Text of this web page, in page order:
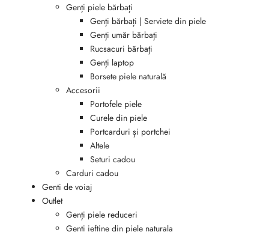
Genți piele bărbați
Genți bărbați | Serviete din piele
Genți umăr bărbați
Rucsacuri bărbați
Genți laptop
Borsete piele naturală
Accesorii
Portofele piele
Curele din piele
Portcarduri și portchei
Altele
Seturi cadou
Carduri cadou
Genti de voiaj
Outlet
Genți piele reduceri
Genti ieftine din piele naturala